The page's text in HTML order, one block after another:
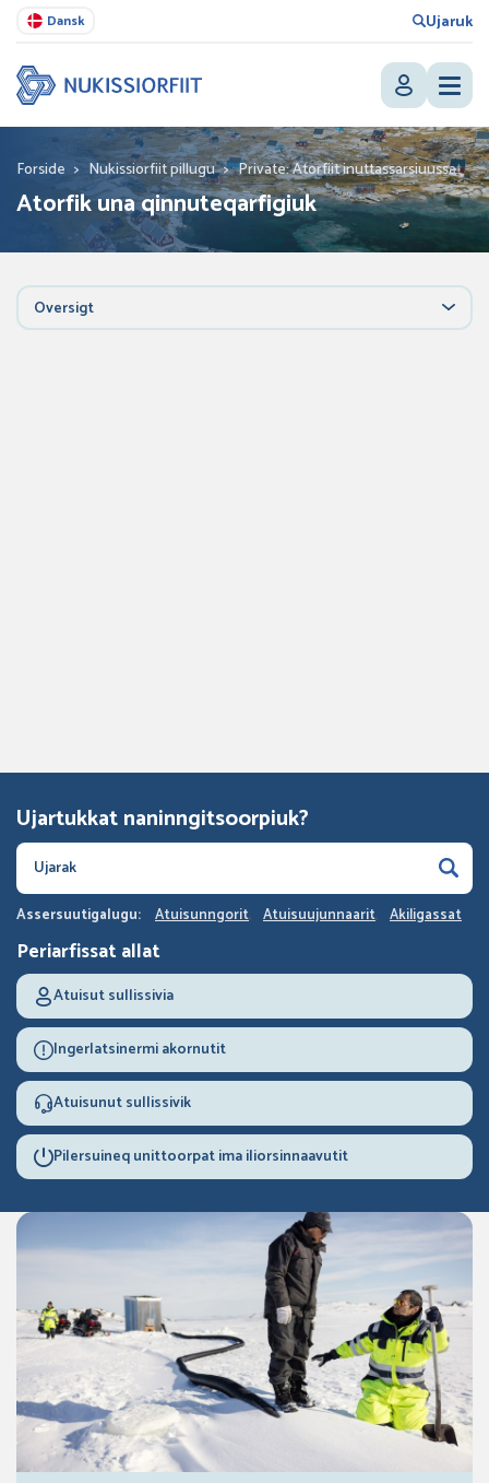
Dansk Ujaruk
Forside > Nukissiorfiit pillugu > Private: Atorfiit inuttassarsiuussat >
Atorfik una qinnuteqarfigiuk
Oversigt
Ujartukkat naninngitsoorpiuk?
Assersuutigalugu: Atuisunngorit Atuisuujunnaarit Akiligassat
Periarfissat allat
Atuisut sullissivia
Ingerlatsinermi akornutit
Atuisunut sullissivik
Pilersuineq unittoorpat ima iliorsinnaavutit